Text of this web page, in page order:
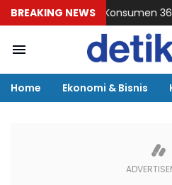
BREAKING NEWS
Siap Layani Konsumen 365 Hari,
Home Ekonomi & Bisnis